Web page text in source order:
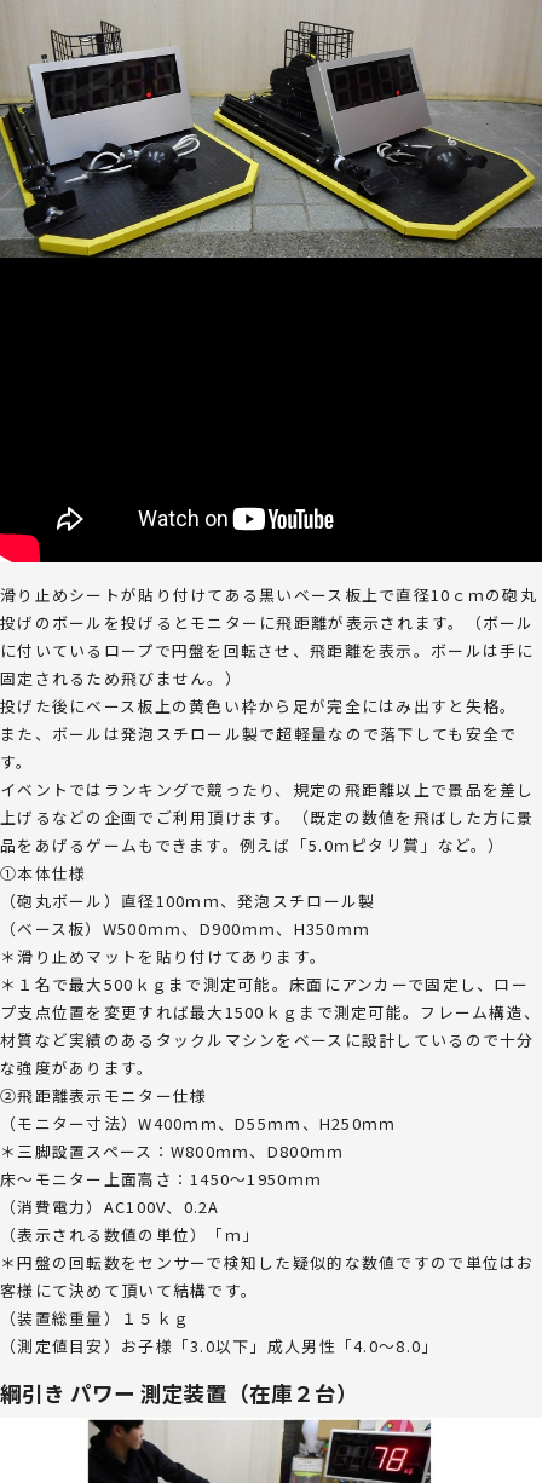
滑り止めシートが貼り付けてある黒いベース板上で直径10ｃｍの砲丸
投げのボールを投げるとモニターに飛距離が表示されます。（ボール
に付いているロープで円盤を回転させ、飛距離を表示。ボールは手に
固定されるため飛びません。）
投げた後にベース板上の黄色い枠から足が完全にはみ出すと失格。
また、ボールは発泡スチロール製で超軽量なので落下しても安全で
す。
イベントではランキングで競ったり、規定の飛距離以上で景品を差し
上げるなどの企画でご利用頂けます。（既定の数値を飛ばした方に景
品をあげるゲームもできます。例えば「5.0ｍピタリ賞」など。）
①本体仕様
（砲丸ボール）直径100ｍｍ、発泡スチロール製
（ベース板）W500ｍｍ、D900ｍｍ、H350ｍｍ
＊滑り止めマットを貼り付けてあります。
＊１名で最大500ｋｇまで測定可能。床面にアンカーで固定し、ロー
プ支点位置を変更すれば最大1500ｋｇまで測定可能。フレーム構造、
材質など実績のあるタックルマシンをベースに設計しているので十分
な強度があります。
②飛距離表示モニター仕様
（モニター寸法）W400ｍｍ、D55ｍｍ、H250ｍｍ
＊三脚設置スペース：W800ｍｍ、D800ｍｍ
床～モニター上面高さ：1450～1950ｍｍ
（消費電力）AC100V、0.2A
（表示される数値の単位）「ｍ」
＊円盤の回転数をセンサーで検知した疑似的な数値ですので単位はお
客様にて決めて頂いて結構です。
（装置総重量）１５ｋｇ
（測定値目安）お子様「3.0以下」成人男性「4.0～8.0」
綱引き パワー 測定装置（在庫２台）